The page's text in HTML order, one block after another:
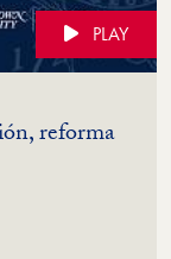
PLAY
reforma